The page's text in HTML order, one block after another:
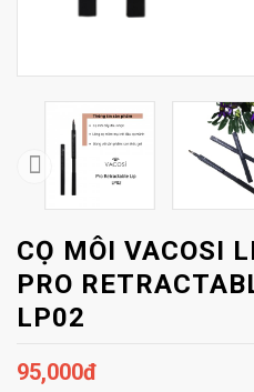
CỌ MÔI VACOSI
PRO
LP02
95,000đ